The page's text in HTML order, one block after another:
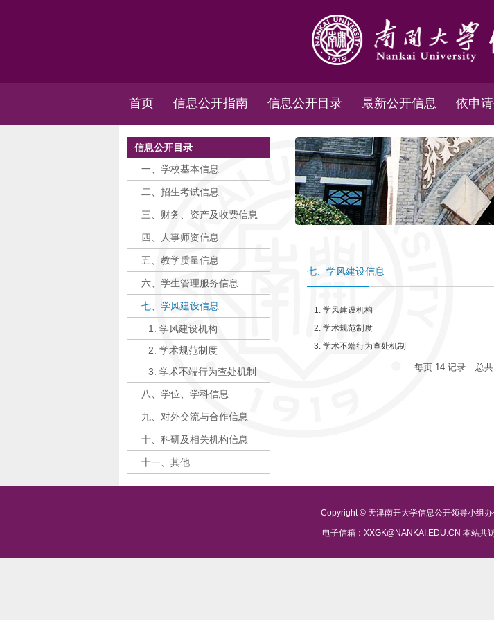
首页 信息公开指南 信息公开目录 最新公开信息 依申
信息公开目录
一、学校基本信息
二、招生考试信息
三、财务、资产及收费信息
四、人事师资信息
五、教学质量信息
六、学生管理服务信息
七、学风建设信息
1. 学风建设机构
2. 学术规范制度
3. 学术不端行为查处机制
八、学位、学科信息
九、对外交流与合作信息
十、科研及相关机构信息
十一、其他
七、学风建设信息
1. 学风建设机构
2. 学术规范制度
3. 学术不端行为查处机制
每页 14 记录 总共
Copyright © 天津南开大学信息公开领导小组
电子信箱：XXGK@NANKAI.EDU.CN 本站共